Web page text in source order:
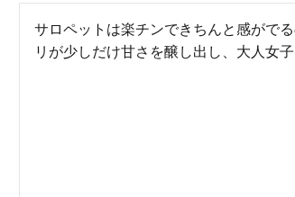
サロペットは楽チンできちんと感がで
リが少しだけ甘さを醸し出し、大人女